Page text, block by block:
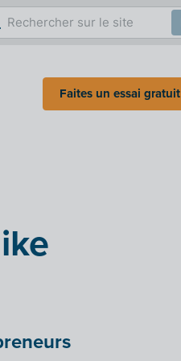
Faites un essai gratuit